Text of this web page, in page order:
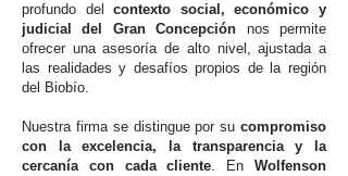
profundo delcontexto social, económico y
judicial del Gran Concepción nos permite
ofrecer una asesoría de alto nivel, ajustada a
las realidades y desafíos propios de la región
del Biobío.
Nuestra firma se distingue por su compromiso
con la excelencia, la transparencia y la
cercanía con cada cliente. EnWolfenson